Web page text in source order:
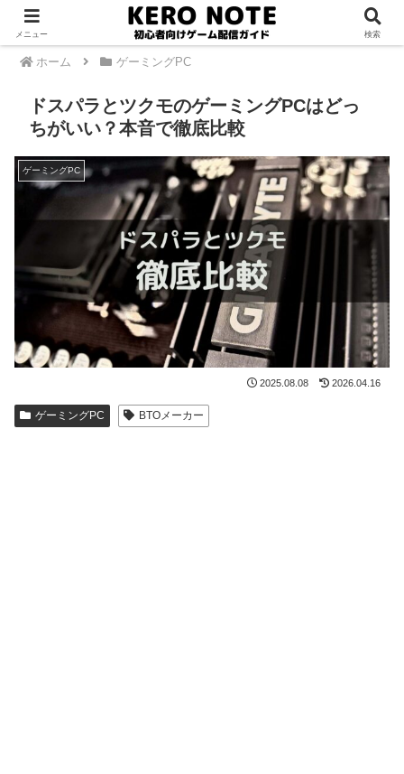
PR
ホーム ゲーミングPC
ドスパラとツクモのゲーミングPCはどっ
ちがいい？本音で徹底比較
ゲーミングPC
2025.08.08 2026.04.16
ゲーミングPC BTOメーカー
メニュー 検索